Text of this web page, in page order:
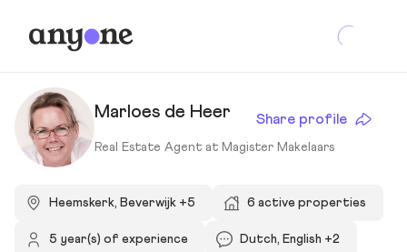
Marloes de Heer Share profile
Real Estate Agent at Magister Makelaars
Heemskerk, Beverwijk +5 6 active properties
5 year(s) of experience Dutch, English +2